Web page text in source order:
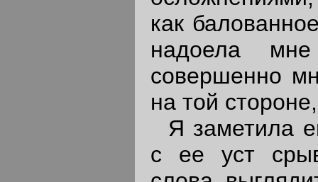
как
надоела
совершенно
на той
Я заметила
с ее уст